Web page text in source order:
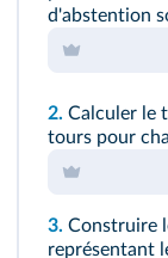
d'abstention
2. Calculer le
tours pour
3. Construire
représentant